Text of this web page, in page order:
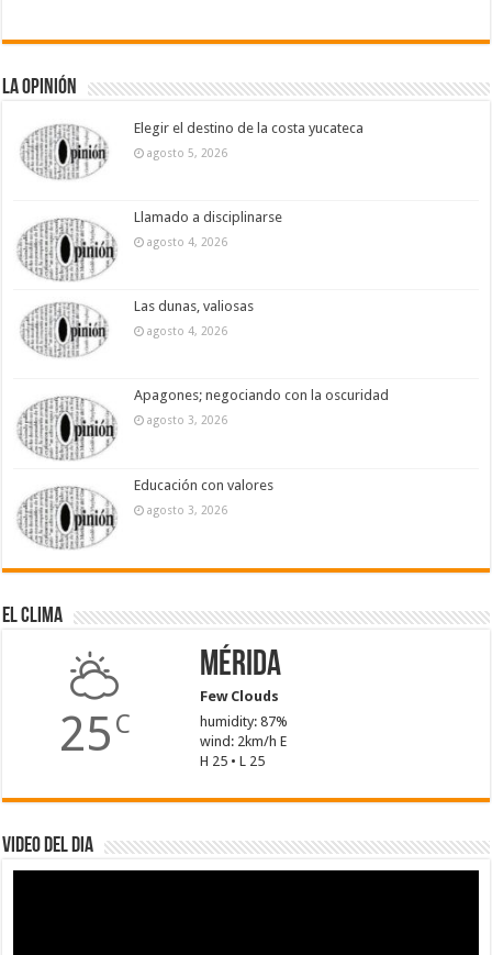
La Opinión
Elegir el destino de la costa yucateca
agosto 5, 2026
Llamado a disciplinarse
agosto 4, 2026
Las dunas, valiosas
agosto 4, 2026
Apagones; negociando con la oscuridad
agosto 3, 2026
Educación con valores
agosto 3, 2026
El Clima
25 C
Mérida
Few Clouds
humidity: 87%
wind: 2km/h E
H 25 • L 25
Video del dia